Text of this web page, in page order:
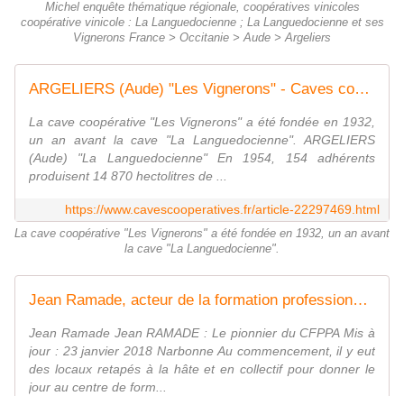
Michel enquête thématique régionale, coopératives vinicoles
coopérative vinicole : La Languedocienne ; La Languedocienne et ses
Vignerons France > Occitanie > Aude > Argeliers
ARGELIERS (Aude) "Les Vignerons" - Caves coopératives de vinification d'ici et d'ailleurs.
La cave coopérative "Les Vignerons" a été fondée en 1932,
un an avant la cave "La Languedocienne". ARGELIERS
(Aude) "La Languedocienne" En 1954, 154 adhérents
produisent 14 870 hectolitres de ...
https://www.cavescooperatives.fr/article-22297469.html
La cave coopérative "Les Vignerons" a été fondée en 1932, un an avant
la cave "La Languedocienne".
Jean Ramade, acteur de la formation professionnelle agricole en Languedoc.
Jean Ramade Jean RAMADE : Le pionnier du CFPPA Mis à
jour : 23 janvier 2018 Narbonne Au commencement, il y eut
des locaux retapés à la hâte et en collectif pour donner le
jour au centre de form...